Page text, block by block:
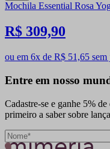
Mochila Essential Rosa
R$ 309,90
ou em 6x de R$ 51,65 sem
Entre em nosso
Cadastre-se e ganhe 5%
primeiro a saber sobre